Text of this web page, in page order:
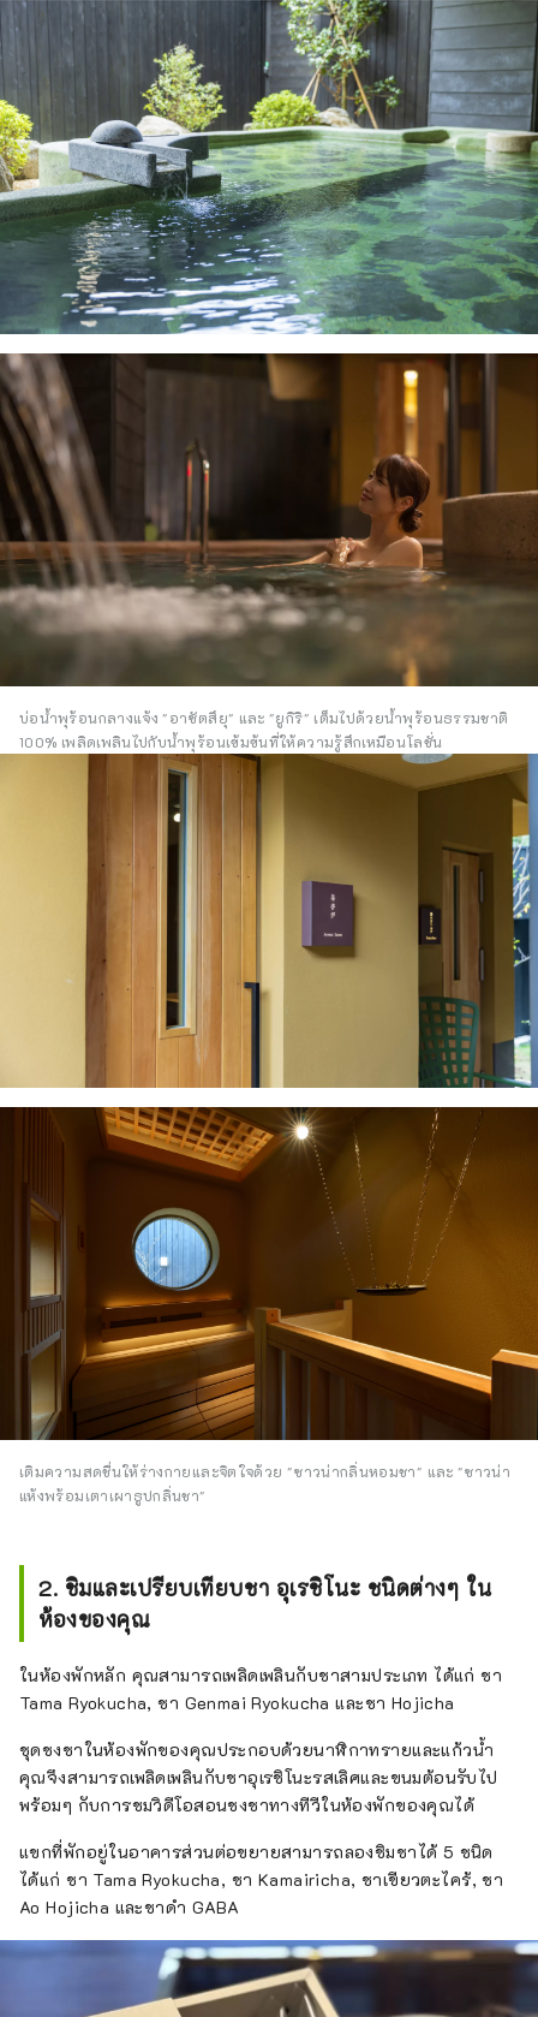
บ่อน้ำพุร้อนกลางแจ้ง "อาซัตสึยุ" และ "ยูกิริ" เต็มไปด้วยน้ำพุร้อนธรรมชาติ
100% เพลิดเพลินไปกับน้ำพุร้อนเข้มข้นที่ให้ความรู้สึกเหมือนโลชั่น
เติมความสดชื่นให้ร่างกายและจิตใจด้วย "ซาวน่ากลิ่นหอมชา" และ "ซาวน่า
แห้งพร้อมเตาเผาธูปกลิ่นชา"
2. ชิมและเปรียบเทียบชา อุเรชิโนะ ชนิดต่างๆ ใน
ห้องของคุณ
ในห้องพักหลัก คุณสามารถเพลิดเพลินกับชาสามประเภท ได้แก่ ชา
Tama Ryokucha, ชา Genmai Ryokucha และชา Hojicha
ชุดชงชาในห้องพักของคุณประกอบด้วยนาฬิกาทรายและแก้วน้ำ
คุณจึงสามารถเพลิดเพลินกับชาอุเรชิโนะรสเลิศและขนมต้อนรับไป
พร้อมๆ กับการชมวิดีโอสอนชงชาทางทีวีในห้องพักของคุณได้
แขกที่พักอยู่ในอาคารส่วนต่อขยายสามารถลองชิมชาได้ 5 ชนิด
ได้แก่ ชา Tama Ryokucha, ชา Kamairicha, ชาเขียวตะไคร้, ชา
Ao Hojicha และชาดำ GABA